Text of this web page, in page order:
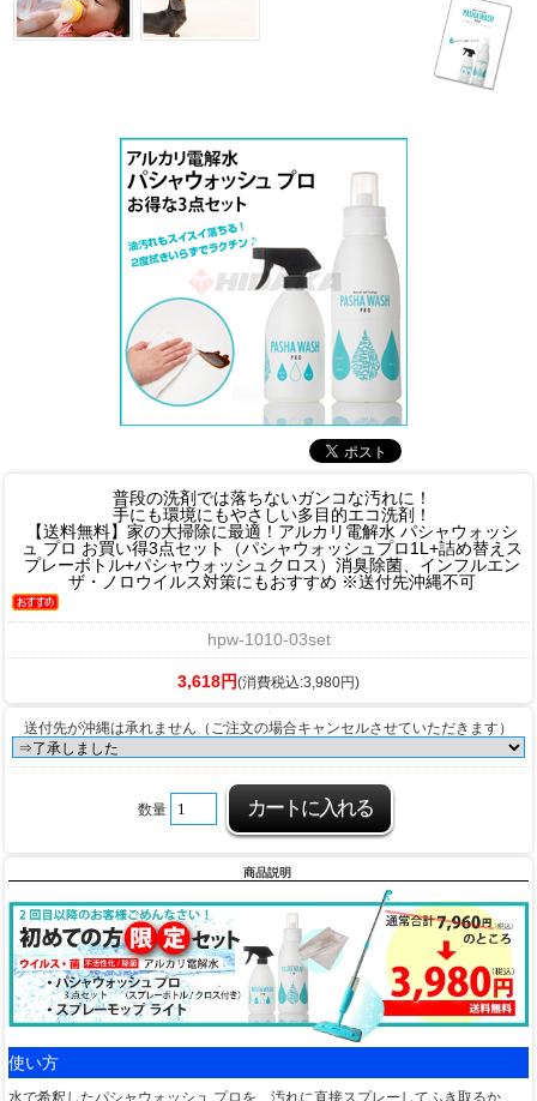
普段の洗剤では落ちないガンコな汚れに！
手にも環境にもやさしい多目的エコ洗剤！
【送料無料】家の大掃除に最適！アルカリ電解水 パシャウォッシ
ュ プロ お買い得3点セット（パシャウォッシュプロ1L+詰め替えス
プレーボトル+パシャウォッシュクロス）消臭除菌、インフルエン
ザ・ノロウイルス対策にもおすすめ ※送付先沖縄不可
hpw-1010-03set
3,618円(消費税込:3,980円)
送付先が沖縄は承れません（ご注文の場合キャンセルさせていただきます）
数量
商品説明
使い方